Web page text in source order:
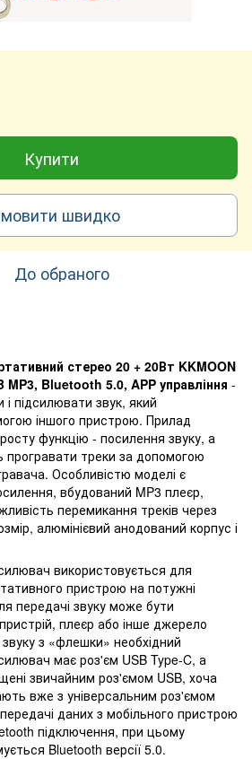
Купити
швидко
До обраного
стерео 20 + 20Вт KKMOON
MP3, Bluetooth 5.0, APP управління -
підсилювати звук, який
іншого пристрою. Прилад
функцію - посилення звуку, а
треки за допомогою
Особливістю моделі є
вбудований MP3 плеєр,
перемикання треків через
алюмінієвий анодований корпус і
використовується для
пристрою на потужні
передачі звуку може бути
плеєр або інше джерело
з «флешки» необхідний
має роз'єм USB Type-C, а
звичайним роз'ємом USB, хоча
вже з універсальним роз'ємом
даних з мобільного пристрою
підключення, при цьому
Bluetooth версії 5.0.